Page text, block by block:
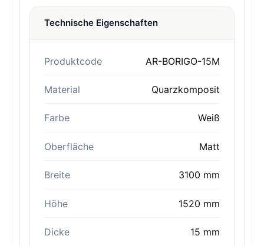
Technische Eigenschaften
Produktcode AR-BORIGO-15M
Material Quarzkomposit
Farbe Weiß
Oberfläche Matt
Breite 3100 mm
Höhe 1520 mm
Dicke 15 mm